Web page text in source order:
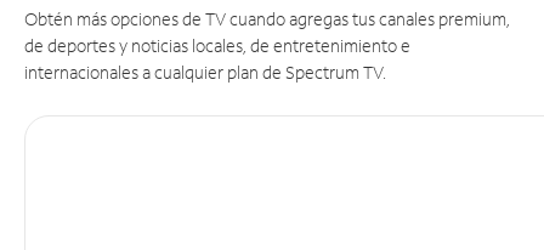
Obtén más opciones de TV cuando agregas tus canales premium,
de deportes y noticias locales, de entretenimiento e
internacionales a cualquier plan de Spectrum TV.